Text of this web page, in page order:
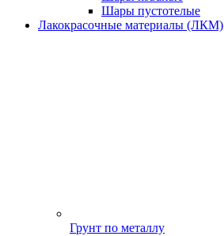
Шары пустотелые
Лакокрасочные материалы (ЛКМ)
Грунт по металлу